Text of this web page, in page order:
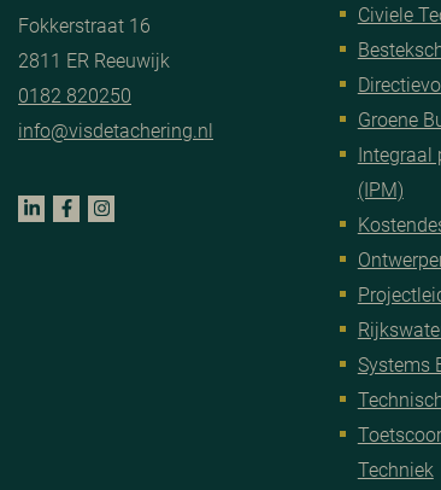
Fokkerstraat 16
2811 ER Reeuwijk
0182 820250
info@visdetachering.nl
Civiele
Groene
Integraal
(IPM)
Systems
Techniek